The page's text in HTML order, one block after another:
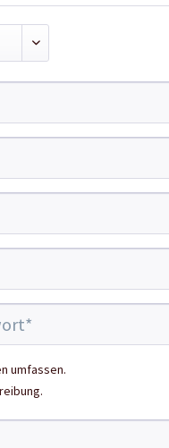
umfassen.